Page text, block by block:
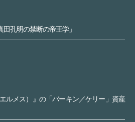
孔明の禁断の帝王学」
エルメス）』の「バーキン／ケリー」資産